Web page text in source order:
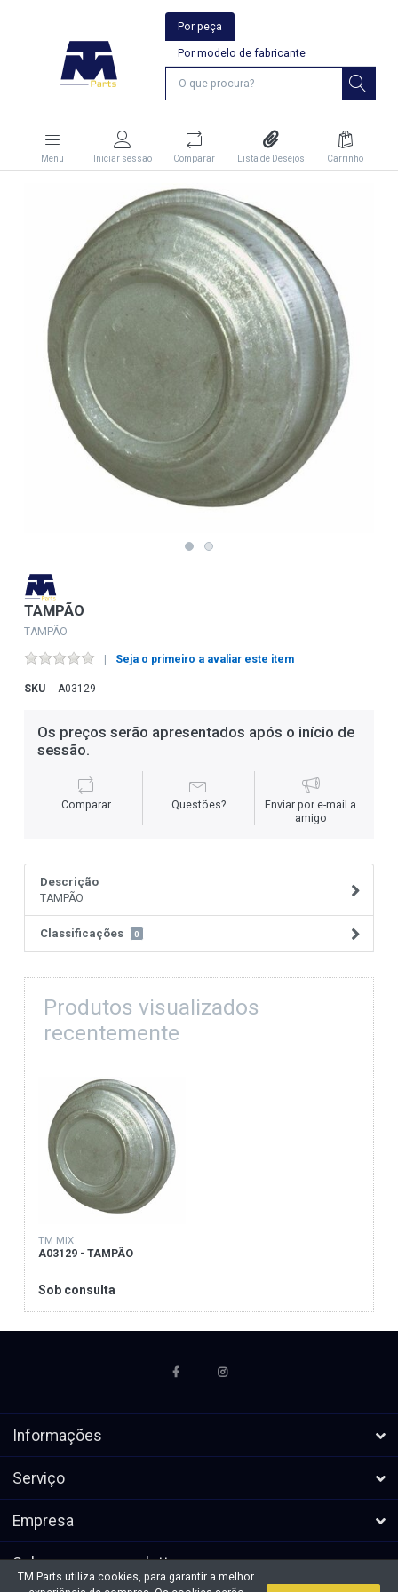
Por peça
Por modelo de fabricante
Menu Iniciar sessão Comparar Lista de Desejos Carrinho
TAMPÃO
TAMPÃO
Seja o primeiro a avaliar este item
SKU A03129
Os preços serão apresentados após o início de
sessão.
Comparar Questões?
Enviar por e-mail a
amigo
Descrição
TAMPÃO
Classificações 0
Produtos visualizados
recentemente
TM MIX
A03129 - TAMPÃO
Sob consulta
Informações
Serviço
Empresa
Subscrever a newsletters
TM Parts utiliza cookies, para garantir a melhor